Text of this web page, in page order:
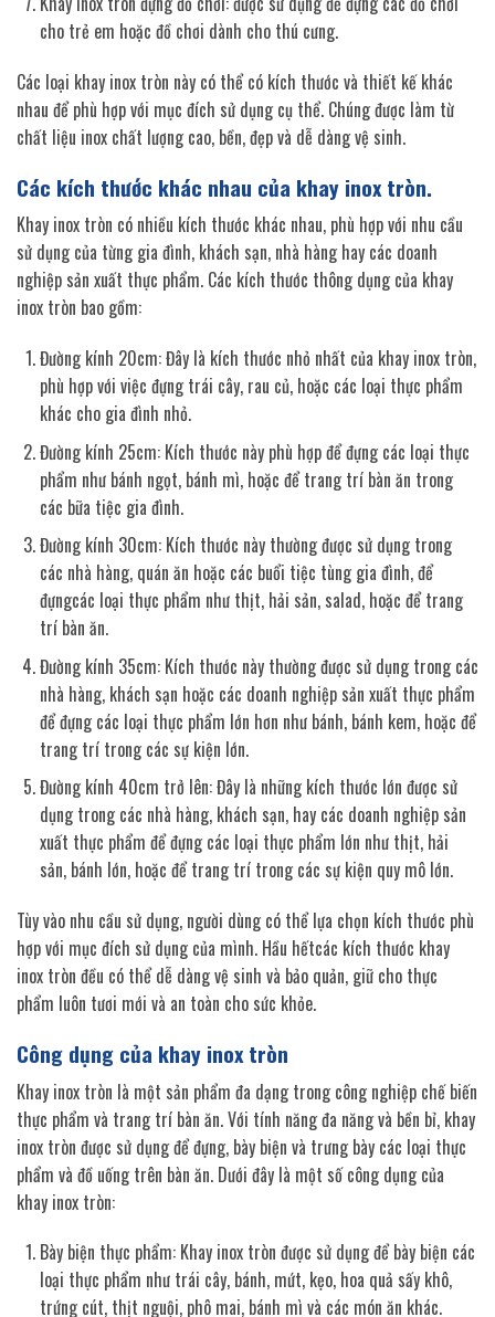
cho trẻ em hoặc đồ chơi dành cho thú cưng.
Các loại khay inox tròn này có thể có kích thước và thiết kế khác
nhau để phù hợp với mục đích sử dụng cụ thể. Chúng được làm từ
chất liệu inox chất lượng cao, bền, đẹp và dễ dàng vệ sinh.
Các kích thước khác nhau của khay inox tròn.
Khay inox tròn có nhiều kích thước khác nhau, phù hợp với nhu cầu
sử dụng của từng gia đình, khách sạn, nhà hàng hay các doanh
nghiệp sản xuất thực phẩm. Các kích thước thông dụng của khay
inox tròn bao gồm:
Đường kính 20cm: Đây là kích thước nhỏ nhất của khay inox tròn,
phù hợp với việc đựng trái cây, rau củ, hoặc các loại thực phẩm
khác cho gia đình nhỏ.
Đường kính 25cm: Kích thước này phù hợp để đựng các loại thực
phẩm như bánh ngọt, bánh mì, hoặc để trang trí bàn ăn trong
các bữa tiệc gia đình.
Đường kính 30cm: Kích thước này thường được sử dụng trong
các nhà hàng, quán ăn hoặc các buổi tiệc tùng gia đình, để
đựngcác loại thực phẩm như thịt, hải sản, salad, hoặc để trang
trí bàn ăn.
Đường kính 35cm: Kích thước này thường được sử dụng trong các
nhà hàng, khách sạn hoặc các doanh nghiệp sản xuất thực phẩm
để đựng các loại thực phẩm lớn hơn như bánh, bánh kem, hoặc để
trang trí trong các sự kiện lớn.
Đường kính 40cm trở lên: Đây là những kích thước lớn được sử
dụng trong các nhà hàng, khách sạn, hay các doanh nghiệp sản
xuất thực phẩm để đựng các loại thực phẩm lớn như thịt, hải
sản, bánh lớn, hoặc để trang trí trong các sự kiện quy mô lớn.
Tùy vào nhu cầu sử dụng, người dùng có thể lựa chọn kích thước phù
hợp với mục đích sử dụng của mình. Hầu hếtcác kích thước khay
inox tròn đều có thể dễ dàng vệ sinh và bảo quản, giữ cho thực
phẩm luôn tươi mới và an toàn cho sức khỏe.
Công dụng của khay inox tròn
Khay inox tròn là một sản phẩm đa dạng trong công nghiệp chế biến
thực phẩm và trang trí bàn ăn. Với tính năng đa năng và bền bỉ, khay
inox tròn được sử dụng để đựng, bày biện và trưng bày các loại thực
phẩm và đồ uống trên bàn ăn. Dưới đây là một số công dụng của
khay inox tròn:
Bày biện thực phẩm: Khay inox tròn được sử dụng để bày biện các
loại thực phẩm như trái cây, bánh, mứt, kẹo, hoa quả sấy khô,
trứng cút, thịt nguội, phô mai, bánh mì và các món ăn khác.